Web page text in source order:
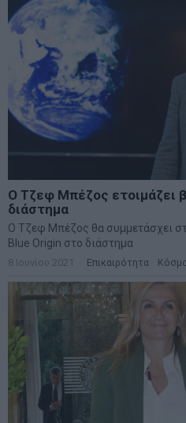
Ο Τζεφ Μπέζος ετοιμάζει
διάστημα
Ο Τζεφ Μπέζος θα συμμετάσχει
Blue Origin στο διάστημα
8 Ιουνίου 2021 Επικαιρότητα